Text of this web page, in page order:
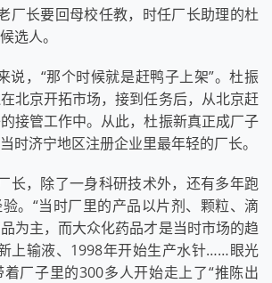
厂长要回母校任教，时任厂长助理的杜
选人。
说，“那个时候就是赶鸭子上架”。杜振
北京开拓市场，接到任务后，从北京赶
接管工作中。从此，杜振新真正成厂子
时济宁地区注册企业里最年轻的厂长。
长，除了一身科研技术外，还有多年跑
。“当时厂里的产品以片剂、颗粒、滴
为主，而大众化药品才是当时市场的趋
上输液、1998年开始生产水针……眼光
厂子里的300多人开始走上了“推陈出